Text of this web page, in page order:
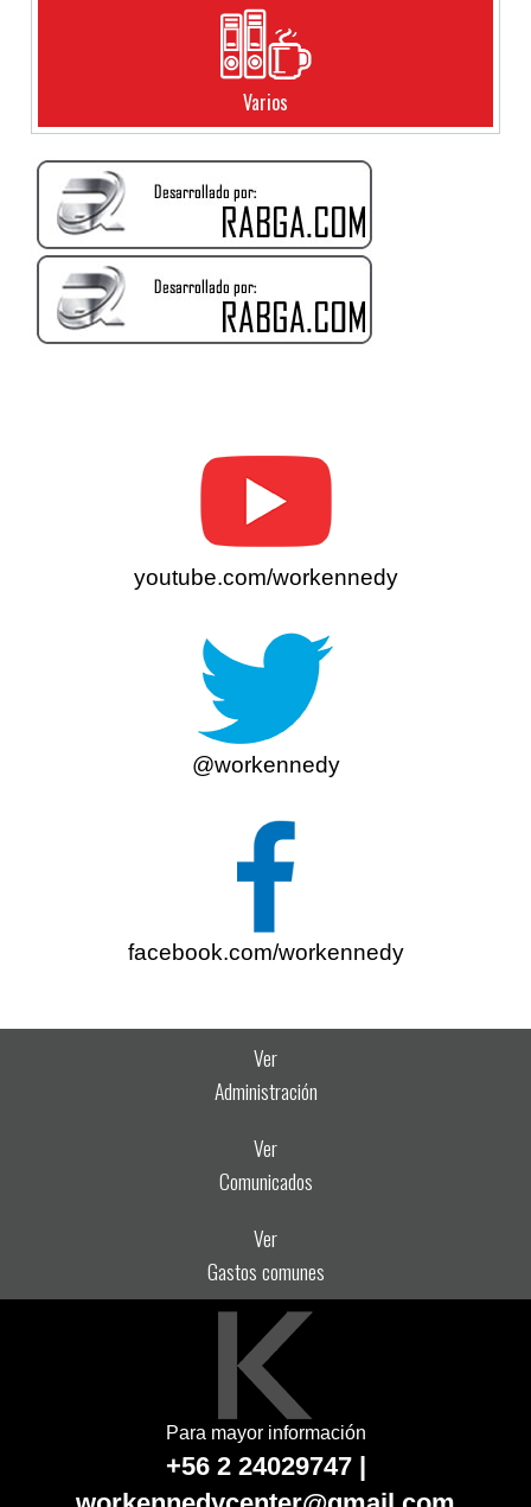
Varios
youtube.com/workennedy
@workennedy
facebook.com/workennedy
Ver
Administración
Ver
Comunicados
Ver
Gastos comunes
Para mayor información
+56 2 24029747 |